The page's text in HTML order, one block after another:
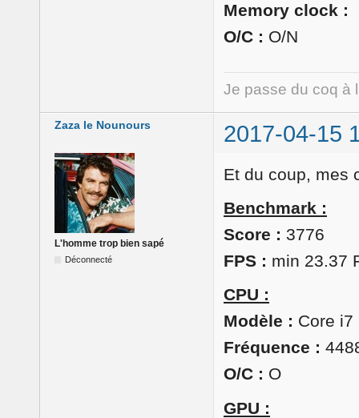
Memory clock :
O/C : O/N
Je passe du coq à
Zaza le Nounours 2017-04-15
L'homme trop bien sapé
Déconnecté
Et du coup, mes
Benchmark :
Score : 3776
FPS : min 23.37
CPU :
Modèle : Core i7
Fréquence :
O/C : O
GPU :